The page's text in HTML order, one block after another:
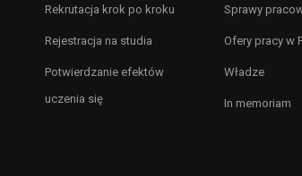
Rekrutacja krok po kroku
Rejestracja na studia
Potwierdzanie efektów
uczenia się
Sprawy
Ofery pracy w
Władze
In memoriam